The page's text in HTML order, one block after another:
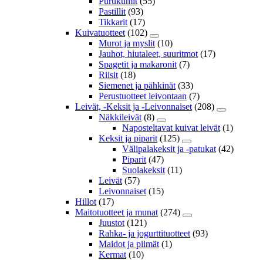
Pastillit (93)
Tikkarit (17)
Kuivatuotteet (102)
Murot ja myslit (10)
Jauhot, hiutaleet, suuritmot (17)
Spagetit ja makaronit (7)
Riisit (18)
Siemenet ja pähkinät (33)
Perustuotteet leivontaan (7)
Leivät, -Keksit ja -Leivonnaiset (208)
Näkkileivät (8)
Naposteltavat kuivat leivät (1)
Keksit ja piparit (125)
Välipalakeksit ja -patukat (42)
Piparit (47)
Suolakeksit (11)
Leivät (57)
Leivonnaiset (15)
Hillot (17)
Maitotuotteet ja munat (274)
Juustot (121)
Rahka- ja jogurttituotteet (93)
Maidot ja piimät (1)
Kermat (10)